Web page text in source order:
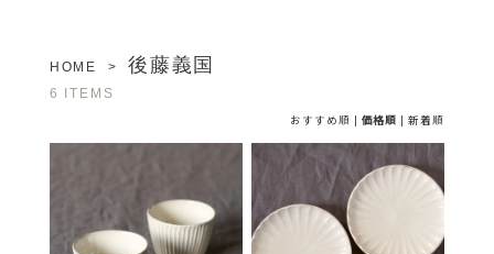
HOME > 後藤義国
6 ITEMS
おすすめ順 | 価格順 |新着順